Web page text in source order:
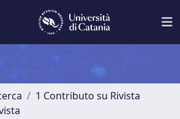
1 Contributo su Rivista